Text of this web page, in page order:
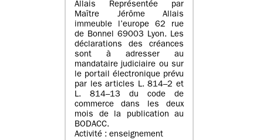
Allais Représentée par
Maître Jérôme Allais
immeuble l’europe 62 rue
de Bonnel 69003 Lyon. Les
déclarations des créances
sont à adresser au
mandataire judiciaire ou sur
le portail électronique prévu
par les articles L. 814–2 et
L. 814–13 du code de
commerce dans les deux
mois de la publication au
BODACC.
Activité : enseignement